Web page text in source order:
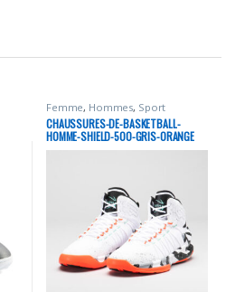
Femme, Hommes, Sport
CHAUSSURES-DE-BASKETBALL-
HOMME-SHIELD-500-GRIS-ORANGE